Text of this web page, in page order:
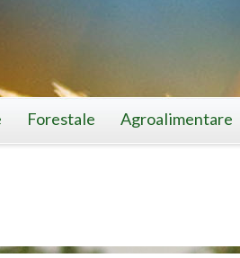
Forestale Agroalimentare